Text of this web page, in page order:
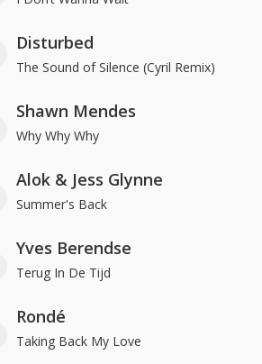
Disturbed
The Sound of Silence (Cyril Remix)
Shawn Mendes
Why Why Why
Alok & Jess Glynne
Summer's Back
Yves Berendse
Terug In De Tijd
Rondé
Taking Back My Love